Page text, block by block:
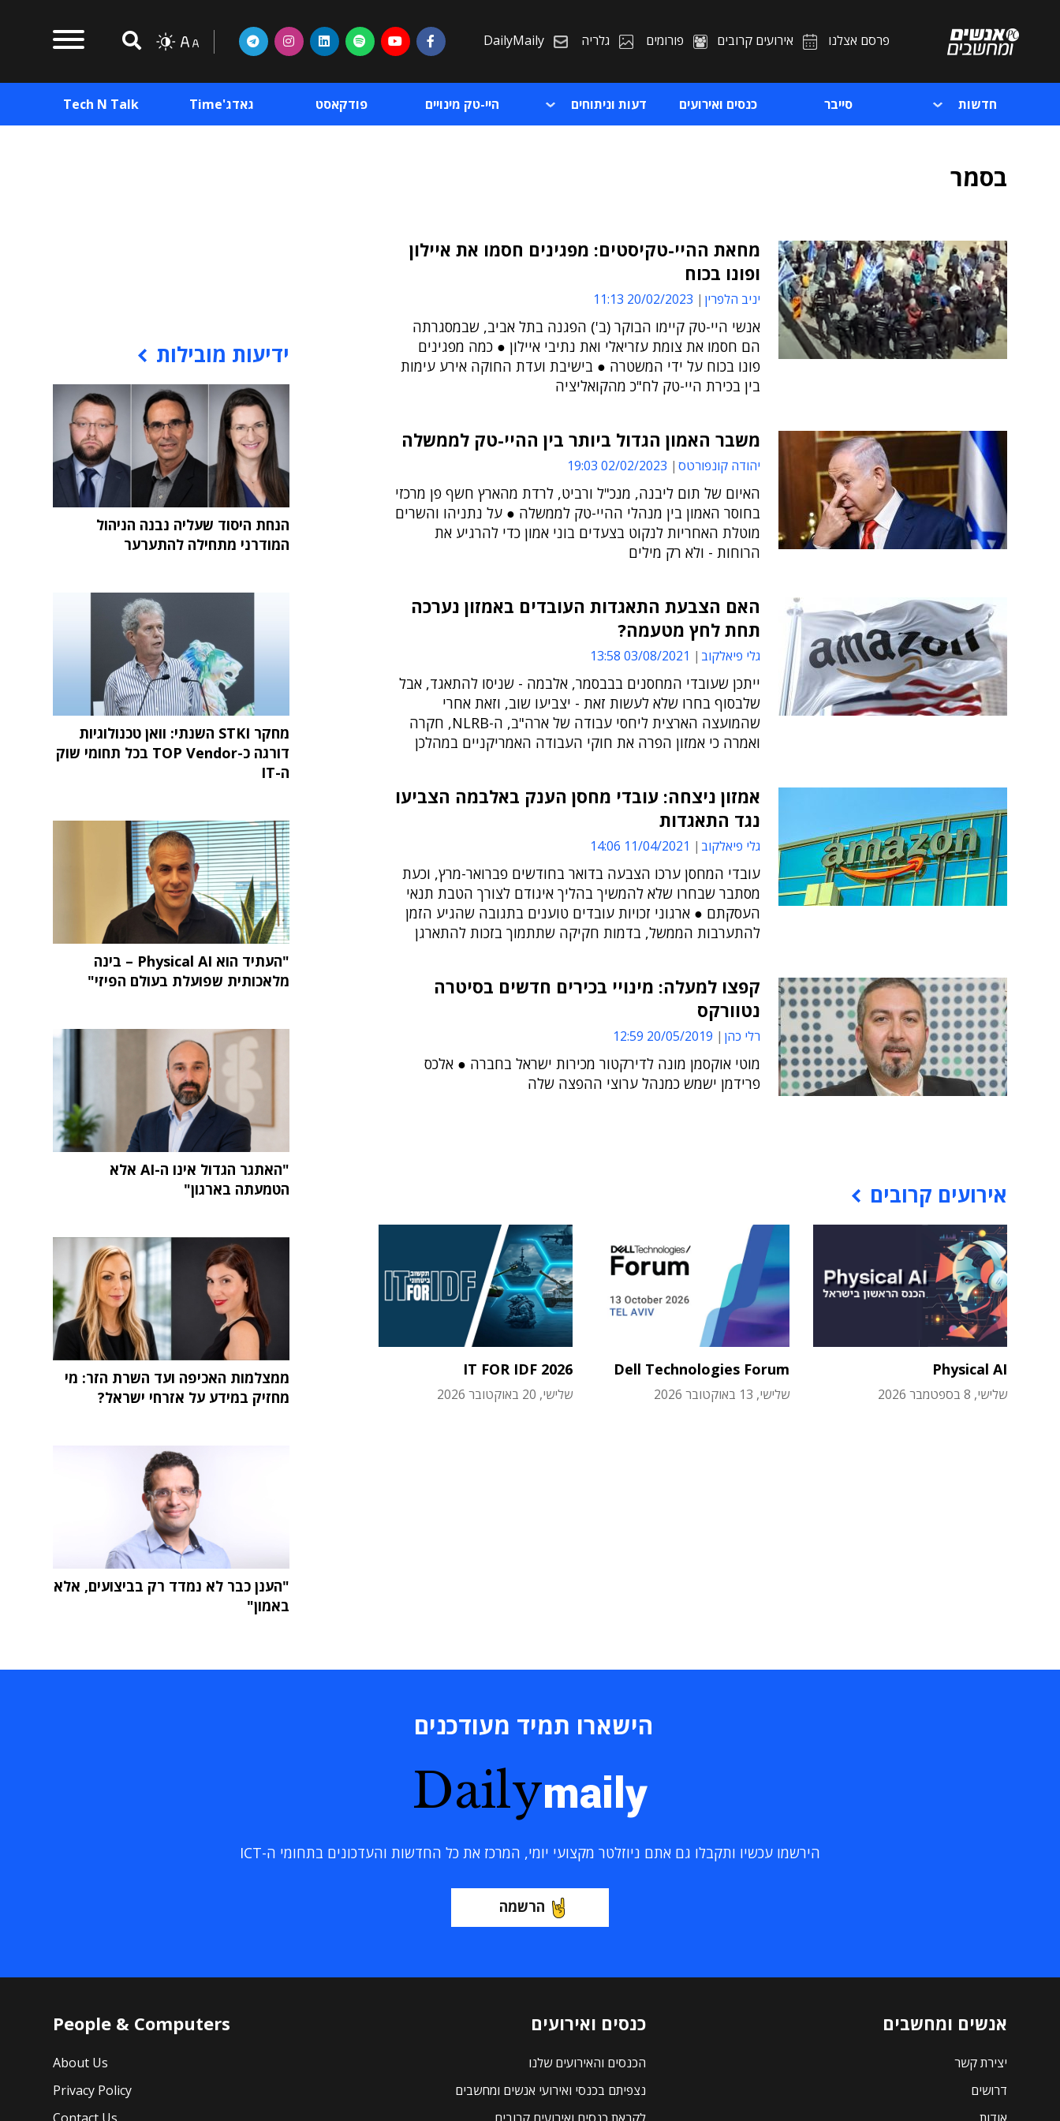
פרסם אצלנו אירועים קרובים פורומים גלריה DailyMaily
חדשות סייבר כנסים ואירועים דעות וניתוחים היי-טק מינויים פודקאסט גאדג'Time Tech N Talk
בסמר
מחאת ההיי-טקיסטים: מפגינים חסמו את איילון
ופונו בכוח
יניב הלפרין 20/02/2023 11:13
אנשי היי-טק קיימו הבוקר (ב') הפגנה בתל אביב, שבמסגרתה
הם חסמו את צומת עזריאלי ואת נתיבי איילון ● כמה מפגינים
פונו בכוח על ידי המשטרה ● בישיבת ועדת החוקה אירע עימות
בין בכירת היי-טק לח"כ מהקואליציה
משבר האמון הגדול ביותר בין ההיי-טק לממשלה
יהודה קונפורטס 02/02/2023 19:03
האיום של תום ליבנה, מנכ"ל ורביט, לרדת מהארץ חשף פן מרכזי
בחוסר האמון בין מנהלי ההיי-טק לממשלה ● על נתניהו והשרים
מוטלת האחריות לנקוט בצעדים בוני אמון כדי להרגיע את
הרוחות - ולא רק מילים
האם הצבעת התאגדות העובדים באמזון נערכה
תחת לחץ מטעמה?
גלי פיאלקוב 03/08/2021 13:58
ייתכן שעובדי המחסנים בבבסמר, אלבמה - שניסו להתאגד, אבל
שלבסוף בחרו שלא לעשות זאת - יצביעו שוב, וזאת אחרי
שהמועצה הארצית ליחסי עבודה של ארה"ב, ה-NLRB, חקרה
ואמרה כי אמזון הפרה את חוקי העבודה האמריקניים במהלכן
אמזון ניצחה: עובדי מחסן הענק באלבמה הצביעו
נגד התאגדות
גלי פיאלקוב 11/04/2021 14:06
עובדי המחסן ערכו הצבעה בדואר בחודשים פברואר-מרץ, וכעת
מסתבר שבחרו שלא להמשיך בהליך איגודם לצורך הטבת תנאי
העסקתם ● ארגוני זכויות עובדים טוענים בתגובה שהגיע הזמן
להתערבות הממשל, בדמות חקיקה שתתמוך בזכות להתארגן
קפצו למעלה: מינויי בכירים חדשים בסיטרה
נטוורקס
רלי כהן 20/05/2019 12:59
מוטי אוקסמן מונה לדירקטור מכירות ישראל בחברה ● אלכס
פרידמן ישמש כמנהל ערוצי ההפצה שלה
אירועים קרובים
Physical AI
שלישי, 8 בספטמבר 2026
Dell Technologies Forum
שלישי, 13 באוקטובר 2026
IT FOR IDF 2026
שלישי, 20 באוקטובר 2026
ידיעות מובילות
הנחת היסוד שעליה נבנה הניהול
המודרני מתחילה להתערער
מחקר STKI השנתי: וואן טכנולוגיות
דורגה כ-TOP Vendor בכל תחומי שוק
ה-IT
"העתיד הוא Physical AI – בינה
מלאכותית שפועלת בעולם הפיזי"
"האתגר הגדול אינו ה-AI אלא
הטמעתה בארגון"
ממצלמות האכיפה ועד השרת הזר: מי
מחזיק במידע על אזרחי ישראל?
"הענן כבר לא נמדד רק בביצועים, אלא
באמון"
הישארו תמיד מעודכנים
Dailymaily
הירשמו עכשיו ותקבלו גם אתם ניוזלטר מקצועי יומי, המרכז את כל החדשות והעדכונים בתחומי ה-ICT
הרשמה
אנשים ומחשבים
יצירת קשר
דרושים
כנסים ואירועים
הכנסים והאירועים שלנו
נצפיתם בכנסי ואירועי אנשים ומחשבים
People & Computers
About Us
Privacy Policy